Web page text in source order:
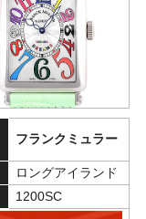
フランクミュラー
ロングアイランド
1200SC